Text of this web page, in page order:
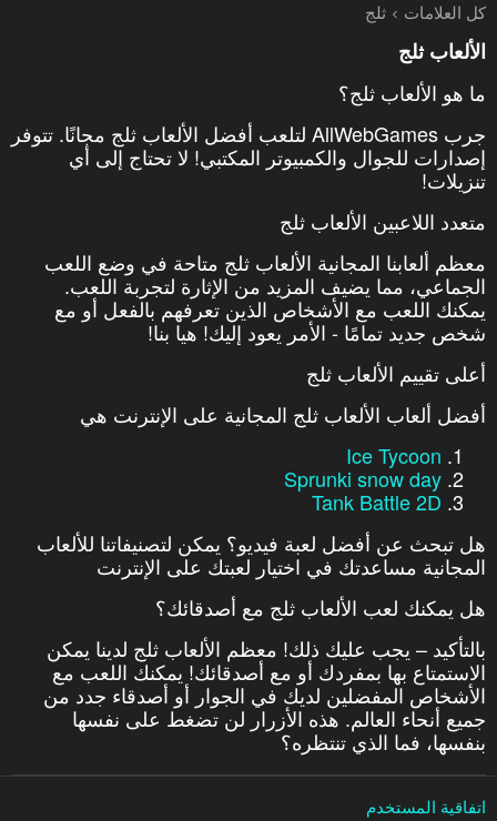
كل العلامات ثلج
الألعاب ثلج
ما هو الألعاب ثلج؟
جرب AllWebGames لتلعب أفضل الألعاب ثلج مجانًا. تتوفر
إصدارات للجوال والكمبيوتر المكتبي! لا تحتاج إلى أي
تنزيلات!
متعدد اللاعبين الألعاب ثلج
معظم ألعابنا المجانية الألعاب ثلج متاحة في وضع اللعب
الجماعي، مما يضيف المزيد من الإثارة لتجربة اللعب.
يمكنك اللعب مع الأشخاص الذين تعرفهم بالفعل أو مع
شخص جديد تمامًا - الأمر يعود إليك! هيا بنا!
أعلى تقييم الألعاب ثلج
أفضل ألعاب الألعاب ثلج المجانية على الإنترنت هي
Ice Tycoon
Sprunki snow day
Tank Battle 2D
هل تبحث عن أفضل لعبة فيديو؟ يمكن لتصنيفاتنا للألعاب
المجانية مساعدتك في اختيار لعبتك على الإنترنت
هل يمكنك لعب الألعاب ثلج مع أصدقائك؟
بالتأكيد – يجب عليك ذلك! معظم الألعاب ثلج لدينا يمكن
الاستمتاع بها بمفردك أو مع أصدقائك! يمكنك اللعب مع
الأشخاص المفضلين لديك في الجوار أو أصدقاء جدد من
جميع أنحاء العالم. هذه الأزرار لن تضغط على نفسها
بنفسها، فما الذي تنتظره؟
اتفاقية المستخدم